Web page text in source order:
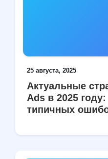
25 августа, 2025
Актуальные
Ads в 2025
типичных